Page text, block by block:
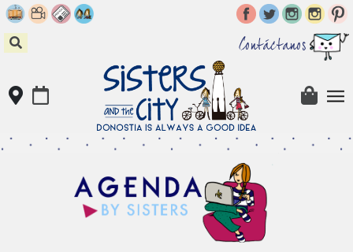
Skip
to
content
Contáctanos